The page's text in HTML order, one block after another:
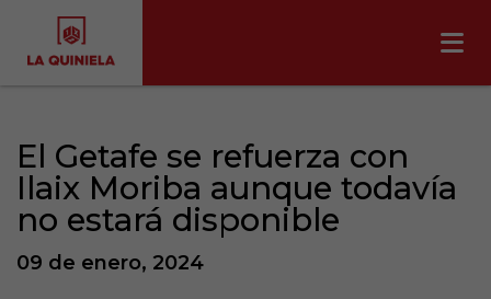
El Getafe se refuerza con
Ilaix Moriba aunque todavía
no estará disponible
09 de enero, 2024